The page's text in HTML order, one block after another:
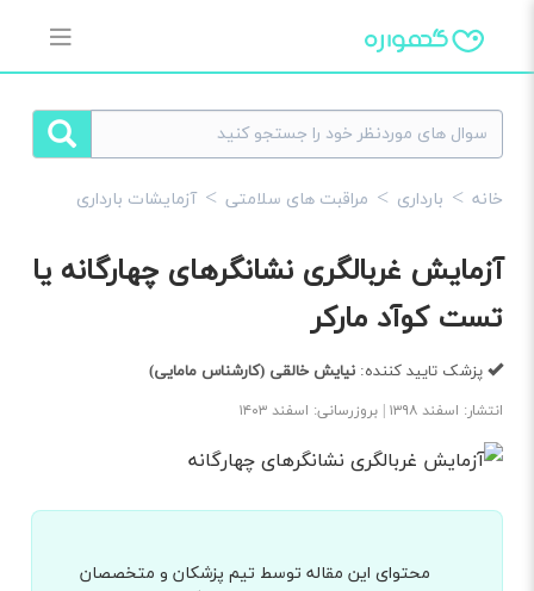
خانه بارداری مراقبت های سلامتی آزمایشات بارداری
آزمایش غربالگری نشانگرهای چهارگانه یا
تست کوآد مارکر
پزشک تایید کننده:نیایش خالقی(کارشناس مامایی)
انتشار: اسفند ۱۳۹۸ | بروزرسانی: اسفند ۱۴۰۳
محتوای این مقاله توسط تیم پزشکان و متخصصان